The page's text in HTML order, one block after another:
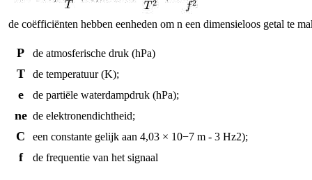
de coëfficiënten hebben eenheden om n een dimensieloos getal te
P de atmosferische druk (hPa)
T de temperatuur (K);
e de partiële waterdampdruk (hPa);
ne de elektronendichtheid;
C een constante gelijk aan 4,03 × 10−7 m - 3 Hz2);
f de frequentie van het signaal